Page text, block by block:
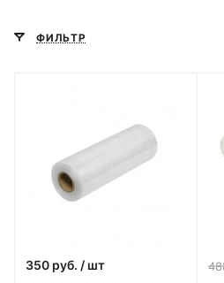
ФИЛЬТР
350 руб. / шт